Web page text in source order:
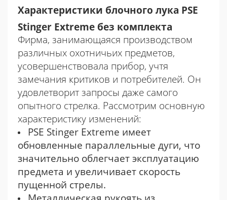
Характеристики блочного лука PSE
Stinger Extreme без комплекта
Фирма, занимающаяся производством
различных охотничьих предметов,
усовершенствовала прибор, учтя
замечания критиков и потребителей. Он
удовлетворит запросы даже самого
опытного стрелка. Рассмотрим основную
характеристику изменений:
PSE Stinger Extreme имеет
обновленные параллельные дуги, что
значительно облегчает эксплуатацию
предмета и увеличивает скорость
пущенной стрелы.